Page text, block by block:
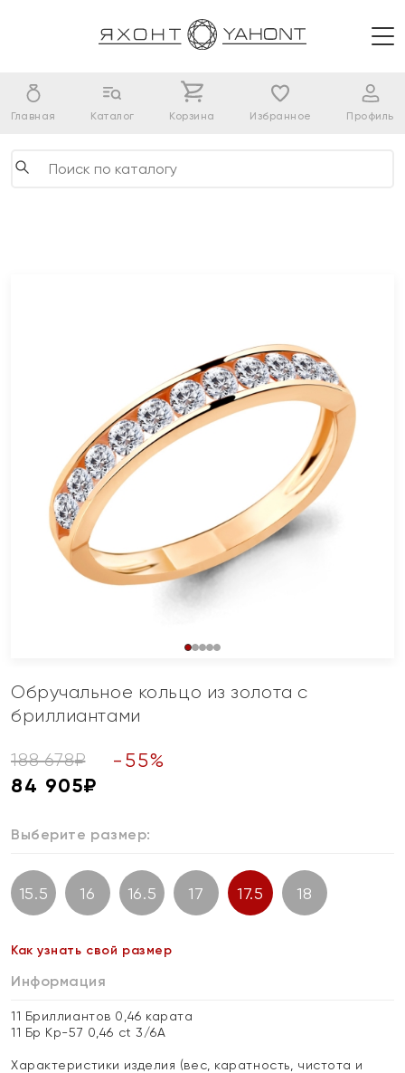
Главная Каталог Корзина Избранное Профиль
Обручальное кольцо из золота с
бриллиантами
188 678₽ - 55%
84 905₽
Выберите размер:
15.5 16 16.5 17 17.5 18
Как узнать свой размер
Информация
11 Бриллиантов 0,46 карата
11 Бр Кр-57 0,46 ct 3/6А
Характеристики изделия (вес, каратность, чистота и